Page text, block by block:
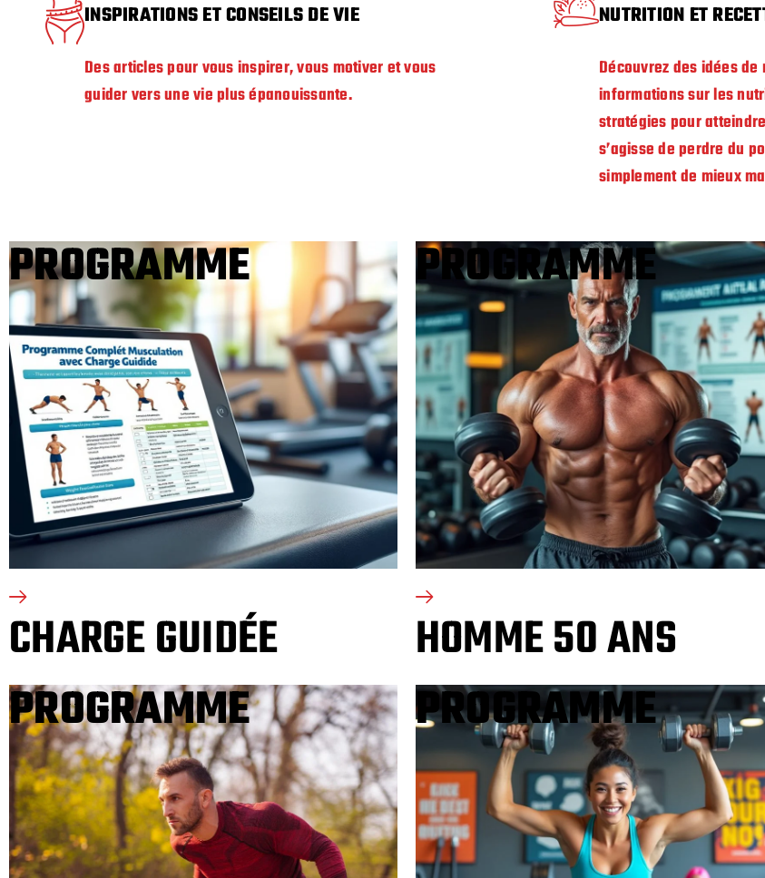
INSPIRATIONS ET CONSEILS DE VIE
Des articles pour vous inspirer, vous motiver et vous
guider vers une vie plus épanouissante.
NUTRITION ET
Découvrez des idées
informations sur les
stratégies pour
s’agisse de perdre du
simplement de mieux
PROGRAMME
CHARGE GUIDÉE
PROGRAMME
HOMME 50 ANS
PROGRAMME
PROGRAMME